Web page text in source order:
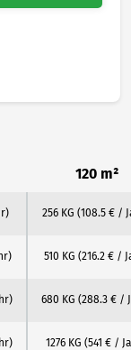
120 m²
256 KG (108.5 € /
510 KG (216.2 € /
680 KG (288.3 € /
1276 KG (541 € /